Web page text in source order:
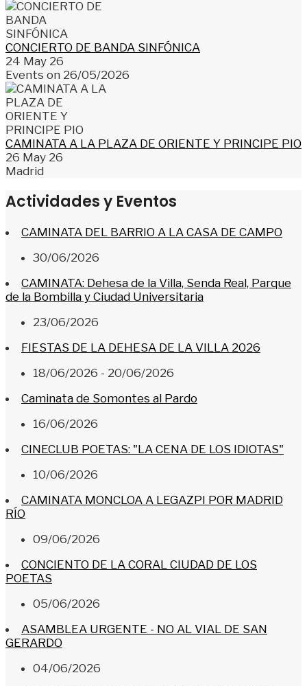
CONCIERTO DE BANDA SINFÓNICA
24 May 26
Events on 26/05/2026
CAMINATA A LA PLAZA DE ORIENTE Y PRINCIPE PIO
26 May 26
Madrid
Actividades y Eventos
CAMINATA DEL BARRIO A LA CASA DE CAMPO
30/06/2026
CAMINATA: Dehesa de la Villa, Senda Real, Parque
de la Bombilla y Ciudad Universitaria
23/06/2026
FIESTAS DE LA DEHESA DE LA VILLA 2026
18/06/2026 - 20/06/2026
Caminata de Somontes al Pardo
16/06/2026
CINECLUB POETAS: "LA CENA DE LOS IDIOTAS"
10/06/2026
CAMINATA MONCLOA A LEGAZPI POR MADRID
RÍO
09/06/2026
CONCIENTO DE LA CORAL CIUDAD DE LOS
POETAS
05/06/2026
ASAMBLEA URGENTE - NO AL VIAL DE SAN
GERARDO
04/06/2026